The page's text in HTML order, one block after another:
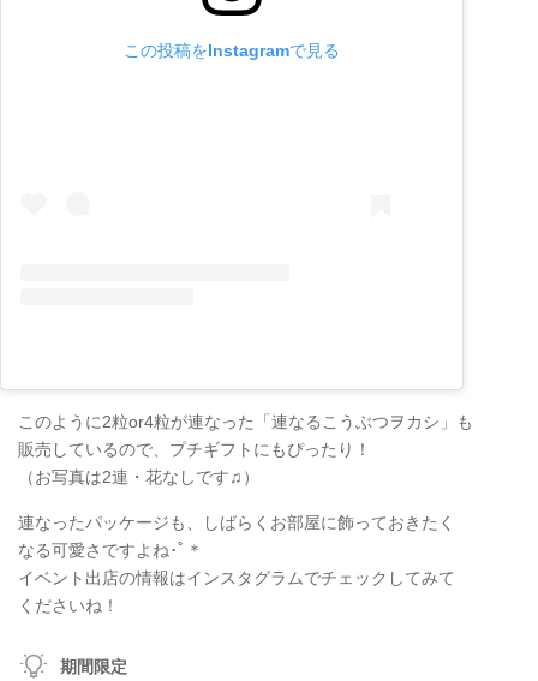
この投稿をInstagramで見る
このように2粒or4粒が連なった「連なるこうぶつヲカシ」も
販売しているので、プチギフトにもぴったり！
（お写真は2連・花なしです♫）
連なったパッケージも、しばらくお部屋に飾っておきたく
なる可愛さですよね･ﾟ＊
イベント出店の情報はインスタグラムでチェックしてみて
くださいね！
期間限定